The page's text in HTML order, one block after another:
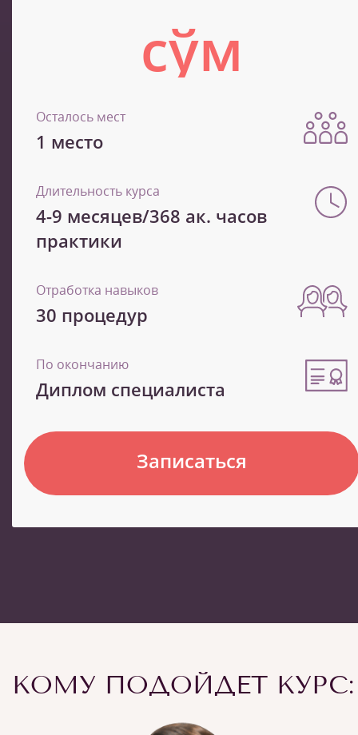
сўм
Осталось мест
1 место
Длительность курса
4-9 месяцев/368 ак. часов
практики
Отработка навыков
30 процедур
По окончанию
Диплом специалиста
Записаться
КОМУ ПОДОЙДЕТ КУРС: